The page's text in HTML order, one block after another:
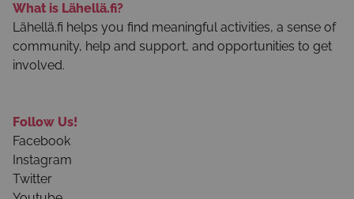
What is Lähellä.fi?
Lähellä.fi helps you find meaningful activities, a sense of
community, help and support, and opportunities to get
involved.
Follow Us!
Facebook
Instagram
Twitter